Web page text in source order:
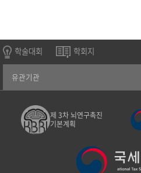
학술대회 학회지
유관기관
제 3차 뇌연구촉진
기본계획